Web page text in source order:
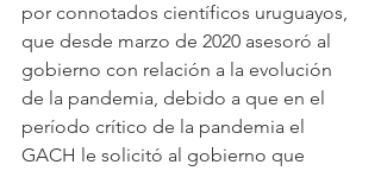
por connotados científicos uruguayos,
que desde marzo de 2020 asesoró al
gobierno con relación a la evolución
de la pandemia, debido a que en el
período crítico de la pandemia el
GACH le solicitó al gobierno que